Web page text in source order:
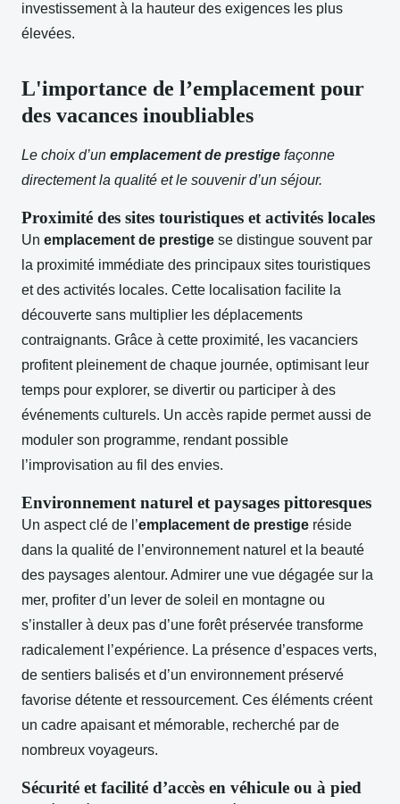
investissement à la hauteur des exigences les plus
élevées.
L'importance de l’emplacement pour
des vacances inoubliables
Le choix d’un emplacement de prestige façonne
directement la qualité et le souvenir d’un séjour.
Proximité des sites touristiques et activités locales
Un emplacement de prestige se distingue souvent par
la proximité immédiate des principaux sites touristiques
et des activités locales. Cette localisation facilite la
découverte sans multiplier les déplacements
contraignants. Grâce à cette proximité, les vacanciers
profitent pleinement de chaque journée, optimisant leur
temps pour explorer, se divertir ou participer à des
événements culturels. Un accès rapide permet aussi de
moduler son programme, rendant possible
l’improvisation au fil des envies.
Environnement naturel et paysages pittoresques
Un aspect clé de l’emplacement de prestige réside
dans la qualité de l’environnement naturel et la beauté
des paysages alentour. Admirer une vue dégagée sur la
mer, profiter d’un lever de soleil en montagne ou
s’installer à deux pas d’une forêt préservée transforme
radicalement l’expérience. La présence d’espaces verts,
de sentiers balisés et d’un environnement préservé
favorise détente et ressourcement. Ces éléments créent
un cadre apaisant et mémorable, recherché par de
nombreux voyageurs.
Sécurité et facilité d’accès en véhicule ou à pied